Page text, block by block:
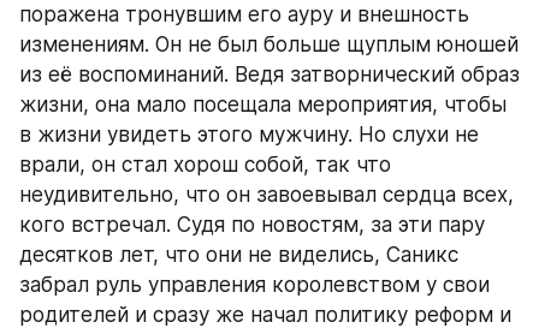
поражена тронувшим его ауру и внешность
изменениям. Он не был больше щуплым юношей
из её воспоминаний. Ведя затворнический образ
жизни, она мало посещала мероприятия, чтобы
в жизни увидеть этого мужчину. Но слухи не
врали, он стал хорош собой, так что
неудивительно, что он завоевывал сердца всех,
кого встречал. Судя по новостям, за эти пару
десятков лет, что они не виделись, Саникс
забрал руль управления королевством у свои
родителей и сразу же начал политику реформ и